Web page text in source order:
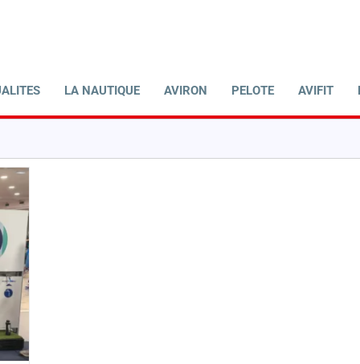
LA NAUTIQUE AVIRON PELOTE AVIFIT